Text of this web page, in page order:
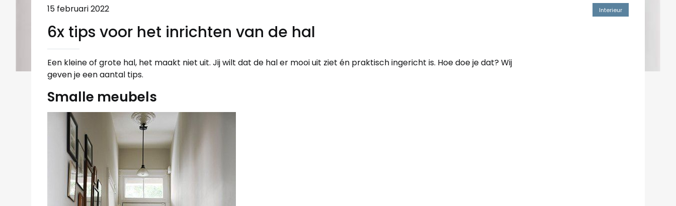
15 februari 2022
6x tips voor het inrichten van de hal
Een kleine of grote hal, het maakt niet uit. Jij wilt dat de hal er mooi uit ziet én praktisch ingericht is. Hoe doe je dat? Wij
geven je een aantal tips.
Smalle meubels
Interieur